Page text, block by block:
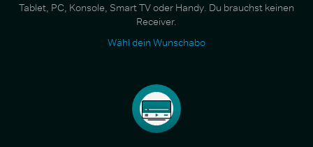
Tablet, PC, Konsole, Smart TV oder Handy. Du brauchst keinen
Receiver.
Wähl dein Wunschabo